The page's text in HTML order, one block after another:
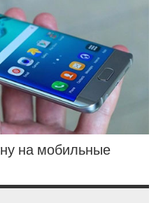
на мобильные